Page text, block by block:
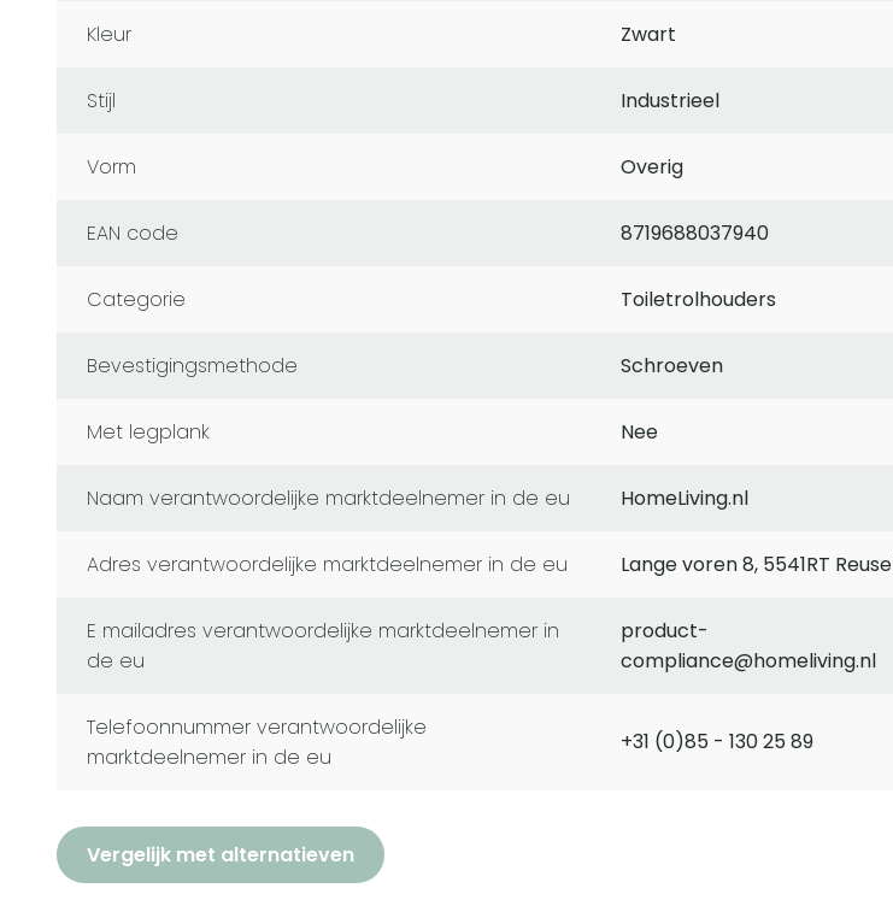
Kleur Zwart
Stijl Industrieel
Vorm Overig
EAN code 8719688037940
Categorie Toiletrolhouders
Bevestigingsmethode Schroeven
Met legplank Nee
naam verantwoordelijke marktdeelnemer in de eu HomeLiving.nl
adres verantwoordelijke marktdeelnemer in de eu Lange voren 8, 5541RT
e mailadres verantwoordelijke marktdeelnemer in
de eu
product-
compliance@homeliving.nl
telefoonnummer verantwoordelijke
marktdeelnemer in de eu
+31 (0)85 - 130 25 89
Vergelijk met alternatieven